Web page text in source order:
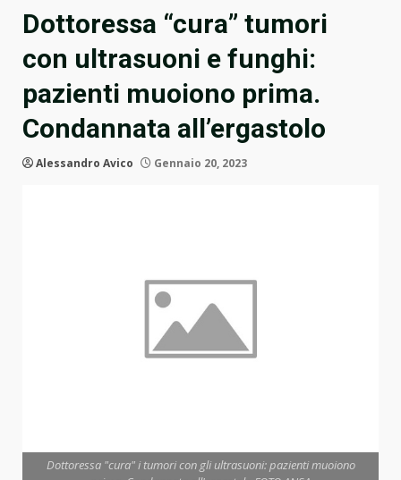
Dottoressa “cura” tumori
con ultrasuoni e funghi:
pazienti muoiono prima.
Condannata all’ergastolo
Alessandro Avico Gennaio 20, 2023
Dottoressa "cura" i tumori con gli ultrasuoni: pazienti muoiono